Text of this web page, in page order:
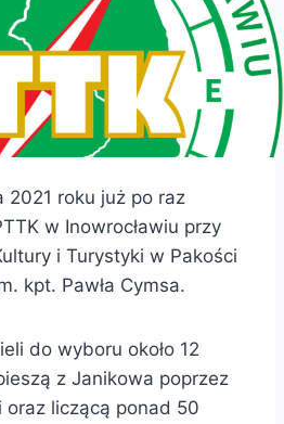
2021 roku już po raz
w Inowrocławiu przy
i Turystyki w Pakości
kpt. Pawła Cymsa.
do wyboru około 12
z Janikowa poprzez
oraz liczącą ponad 50